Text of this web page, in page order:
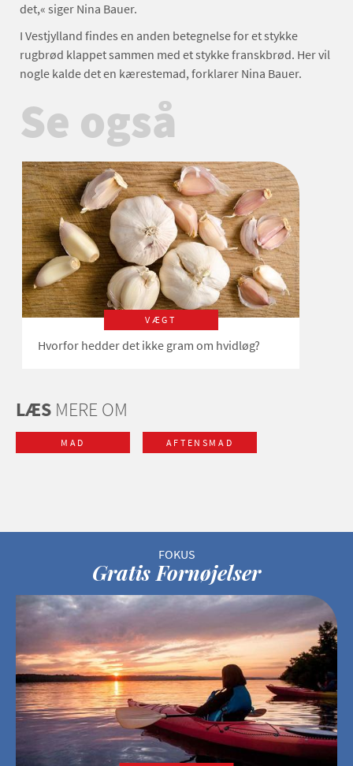
det,« siger Nina Bauer.
I Vestjylland findes en anden betegnelse for et stykke
rugbrød klappet sammen med et stykke franskbrød. Her vil
nogle kalde det en kærestemad, forklarer Nina Bauer.
Se også
VÆGT
Hvorfor hedder det ikke gram om hvidløg?
LÆS MERE OM
MAD AFTENSMAD
Gratis Fornøjelser